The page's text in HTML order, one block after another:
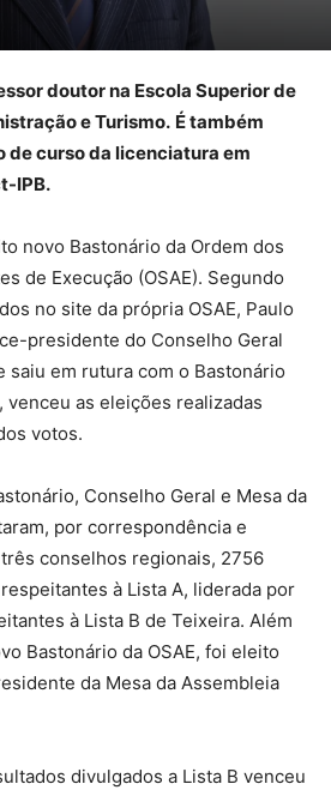
doutor na Escola Superior de
e Turismo. É também
de curso da licenciatura em
IPB.
novo Bastonário da Ordem dos
de Execução (OSAE). Segundo
no site da própria OSAE, Paulo
presidente do Conselho Geral
saiu em rutura com o Bastonário
venceu as eleições realizadas
votos.
Conselho Geral e Mesa da
por correspondência e
conselhos regionais, 2756
à Lista A, liderada por
à Lista B de Teixeira. Além
Bastonário da OSAE, foi eleito
da Mesa da Assembleia
divulgados a Lista B venceu